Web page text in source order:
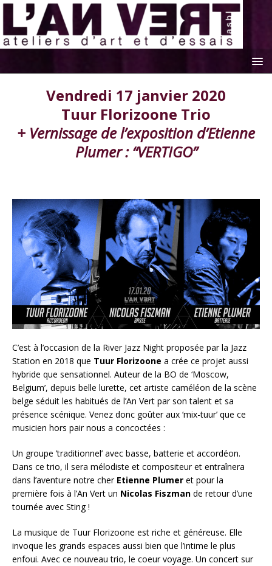
Vendredi 17 janvier 2020
Tuur Florizoone Trio
+ Vernissage de l’exposition d’Etienne
Plumer : “VERTIGO”
C’est à l’occasion de la River Jazz Night proposée par la Jazz
Station en 2018 que Tuur Florizoone a crée ce projet aussi
hybride que sensationnel. Auteur de la BO de ‘Moscow,
Belgium’, depuis belle lurette, cet artiste caméléon de la scène
belge séduit les habitués de l’An Vert par son talent et sa
présence scénique. Venez donc goûter aux ‘mix-tuur’ que ce
musicien hors pair nous a concoctées :
Un groupe ’traditionnel’ avec basse, batterie et accordéon.
Dans ce trio, il sera mélodiste et compositeur et entraînera
dans l’aventure notre cher Etienne Plumer et pour la
première fois à l’An Vert un Nicolas Fiszman de retour d’une
tournée avec Sting !
La musique de Tuur Florizoone est riche et généreuse. Elle
invoque les grands espaces aussi bien que l’intime le plus
enfoui. Avec ce nouveau trio, le coeur voyage. Un concert sur